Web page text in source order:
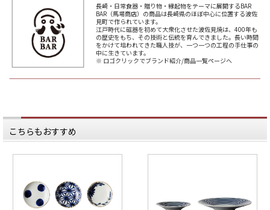
長崎・日常食器・贈り物・縁起物をテーマに展開するBAR
BAR（馬場商店）の商品は長崎県のほぼ中心に位置する波佐
見町で作られています。
江戸時代に磁器を初めて大衆化させた波佐見焼は、400年も
の歴史をもち、その技術と伝統を育んできました。長い時間
をかけて培われてきた職人技が、一つ一つの工程の手仕事の
中に生きています。
※ ロゴクリックでブランド紹介/商品一覧ページへ
こちらもおすすめ